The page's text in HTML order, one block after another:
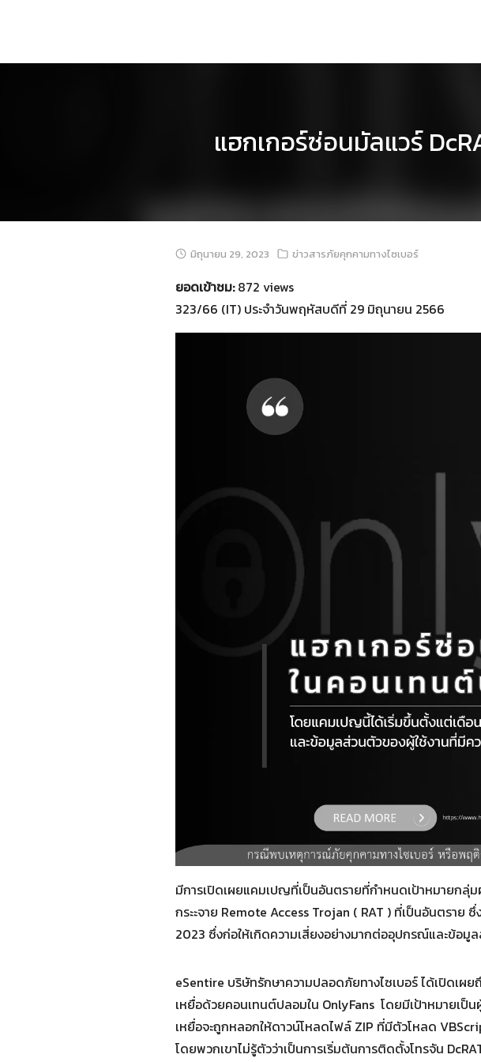
Search
for:
แฮกเกอร์ซ่อนมัลแวร์
มิถุนายน 29, 2023 ข่าวสารภัยคุกคามทางไซเบอร์
ยอดเข้าชม:872 views
323/66 (IT) ประจำวันพฤหัสบดีที่ 29 มิถุนายน 2566
มีการเปิดเผยแคมเปญที่เป็นอันตรายที่กำหนดเป้าหมายกลุ่
กระะจาย Remote Access Trojan ( RAT ) ที่เป็นอันตรา
2023 ซึ่งก่อให้เกิดความเสี่ยงอย่างมากต่ออุปกรณ์และข้อ
eSentire บริษัทรักษาความปลอดภัยทางไซเบอร์ ได้เปิดเผ
เหยื่อด้วยคอนเทนต์ปลอมใน OnlyFans โดยมีเป้าหมายเป็
เหยื่อจะถูกหลอกให้ดาวน์โหลดไฟล์ ZIP ที่มีตัวโหลด
โดยพวกเขาไม่รู้ตัวว่าเป็นการเริ่มต้นการติดตั้งโทรจัน